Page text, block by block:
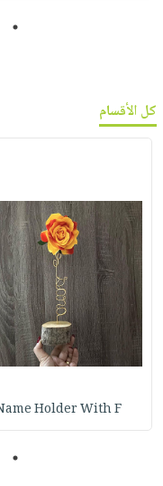
1
كل الأقسام
Holder With F
1